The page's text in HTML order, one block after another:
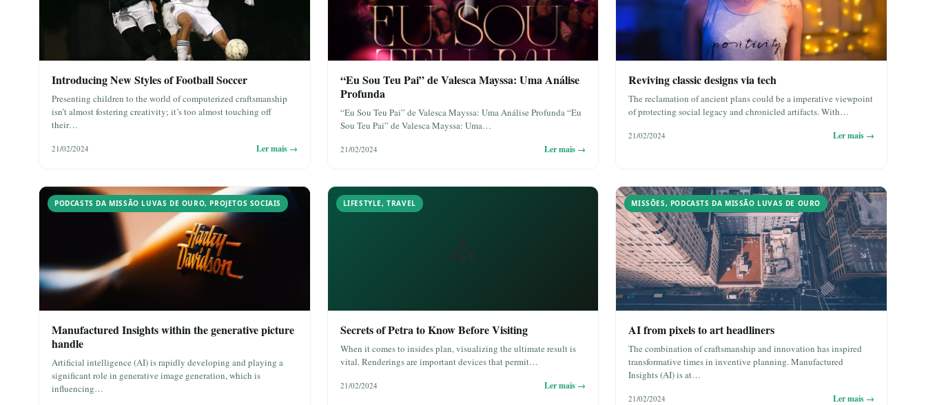
Introducing New Styles of Football Soccer
Presenting children to the world of computerized craftsmanship
isn’t almost fostering creativity; it’s too almost touching off
their…
21/02/2024 Ler mais →
“Eu Sou Teu Pai” de Valesca Mayssa: Uma Análise
Profunda
“Eu Sou Teu Pai” de Valesca Mayssa: Uma Análise Profunda “Eu
Sou Teu Pai” de Valesca Mayssa: Uma…
21/02/2024 Ler mais →
Reviving classic designs via tech
The reclamation of ancient plans could be a imperative viewpoint
of protecting social legacy and chronicled artifacts. With…
21/02/2024 Ler mais →
PODCASTS DA MISSÃO LUVAS DE OURO, PROJETOS SOCIAIS
Manufactured Insights within the generative picture
handle
Artificial intelligence (AI) is rapidly developing and playing a
significant role in generative image generation, which is
influencing…
LIFESTYLE,TRAVEL
Secrets of Petra to Know Before Visiting
When it comes to insides plan, visualizing the ultimate result is
vital. Renderings are important devices that permit…
21/02/2024 Ler mais →
MISSÕES, PODCASTS DA MISSÃO LUVAS DE OURO
AI from pixels to art headliners
The combination of craftsmanship and innovation has inspired
transformative times in inventive planning. Manufactured
Insights (AI) is at…
21/02/2024 Ler mais →